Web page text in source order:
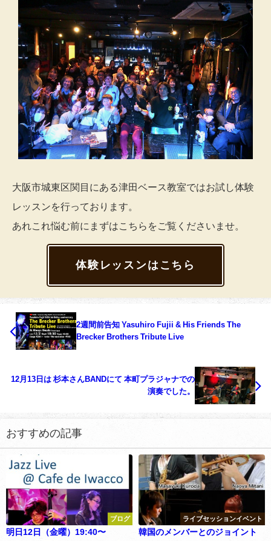
大阪市城東区関目にある津田ベース教室ではお試し体験
レッスンを行っております。
あれこれ悩む前にまずはこちらをご覧くださいませ。
体験レッスンはこちら
2週間前告知 Yasuhiro Fujii & His Friends The
Brecker Brothers Tribute Live
12月13日は 杉本さんBANDにて 本町プラジャナでの
演奏でした。
おすすめの記事
ブログ
明日12日（金曜）19:40〜
ライブセッションイベント
韓国のメンバーとのジョイント